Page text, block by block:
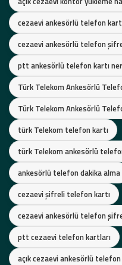
cezaevi ankesörlü telefon
cezaevi ankesörlü telefon
ptt ankesörlü telefon kartı
Türk Telekom Ankesörlü
Türk Telekom Ankesörlü
türk Telekom telefon kartı
türk Telekom ankesörlü
ankesörlü telefon dakika alma
cezaevi şifreli telefon kartı
cezaevi ankesörlü telefon
ptt cezaevi telefon kartları
açık cezaevi ankesörlü